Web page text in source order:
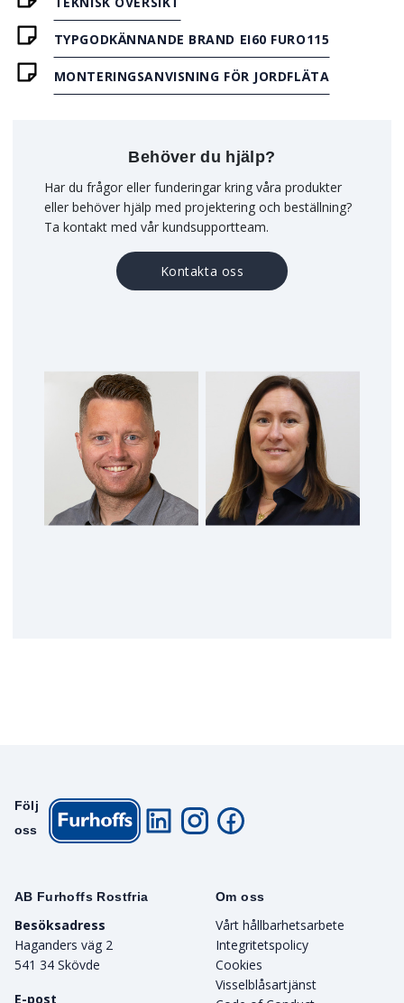
TYPGODKÄNNANDE BRAND EI60 FURO115
MONTERINGSANVISNING FÖR JORDFLÄTA
Behöver du hjälp?
Har du frågor eller funderingar kring våra produkter
eller behöver hjälp med projektering och beställning?
Ta kontakt med vår kundsupportteam.
Kontakta oss
AB Furhoffs Rostfria
Besöksadress
Haganders väg 2
541 34 Skövde
E-post
Om oss
Vårt hållbarhetsarbete
Integritetspolicy
Cookies
Visselblåsartjänst
Följ
oss